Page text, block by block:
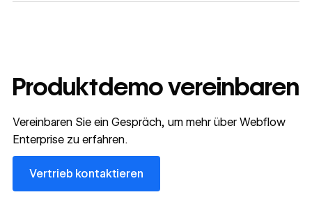
Produktdemo vereinbaren
Vereinbaren Sie ein Gespräch, um mehr über Webflow
Enterprise zu erfahren.
Vertrieb kontaktieren
Vertrieb kontaktieren